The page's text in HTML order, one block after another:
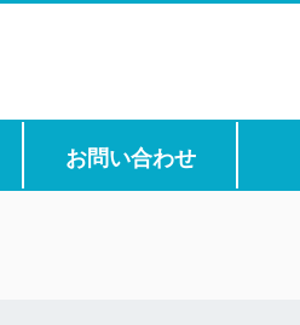
お問い合わせ